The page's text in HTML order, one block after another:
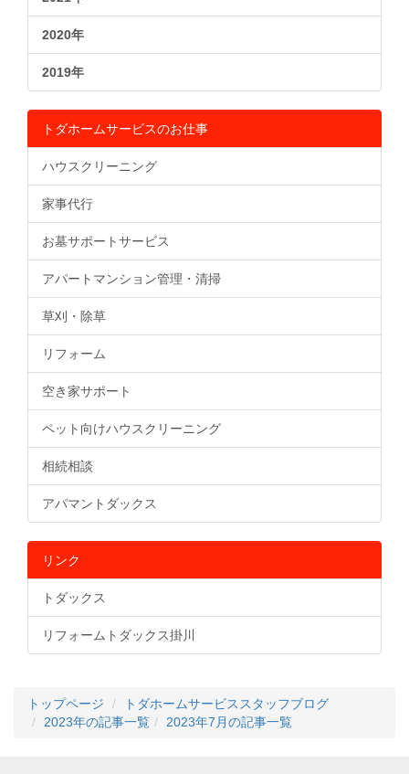
2020年
2019年
トダホームサービスのお仕事
ハウスクリーニング
家事代行
お墓サポートサービス
アパートマンション管理・清掃
草刈・除草
リフォーム
空き家サポート
ペット向けハウスクリーニング
相続相談
アパマントダックス
リンク
トダックス
リフォームトダックス掛川
トップページ
トダホームサービススタッフブログ
2023年の記事一覧
2023年7月の記事一覧